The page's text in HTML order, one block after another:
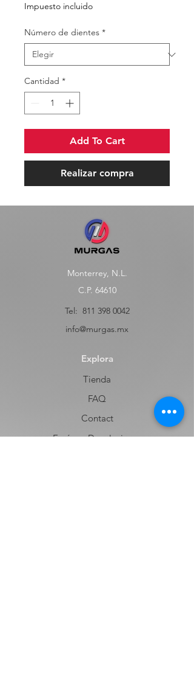
Impuesto incluido
Número de dientes *
Cantidad *
Add To Cart
Realizar compra
Monterrey, N.L.
C.P. 64610
Tel: 811 398 0042
info@murgas.mx
Explora
Tienda
FAQ
Contact
Envíos y Devoluciones